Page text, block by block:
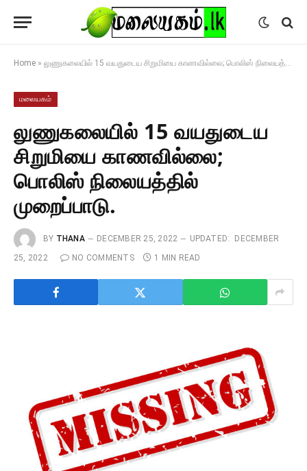
Home » லுணுகலையில் 15 வயதுடைய சிறுமியை காணவில்லை; பொலிஸ் நிலையத்தில் முறைப்பாடு.
மலையகம்
லுணுகலையில் 15 வயதுடைய
சிறுமியை காணவில்லை;
பொலிஸ் நிலையத்தில்
முறைப்பாடு.
BY THANA DECEMBER 25, 2022 UPDATED:
DECEMBER
25, 2022
NO COMMENTS 1 MIN READ